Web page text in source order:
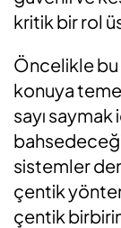
kritik bir rol
Öncelikle
konuya
sayı saymak
sistemler
çentik
çentik